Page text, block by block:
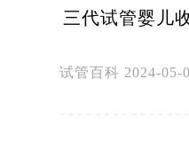
三代试管婴儿
试管百科 2024-05-